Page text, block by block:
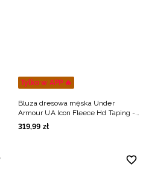
Tylko w APP 🔥
Bluza dresowa męska Under
Armour UA Icon Fleece Hd Taping -
khaki
319,99 zł